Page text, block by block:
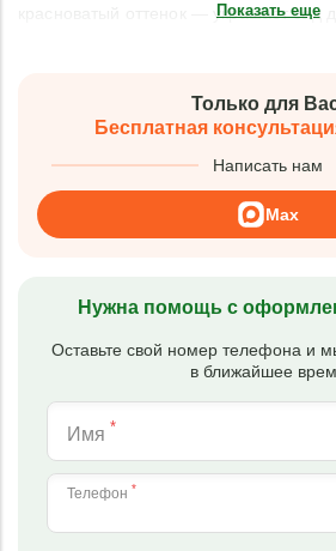
красноватый оттенок — украшает сад
Показать еще
Только для
Бесплатная
Написать нам
Max
Нужна помощь с
Оставьте свой номер телефона и
в ближайшее
Имя *
Телефон *